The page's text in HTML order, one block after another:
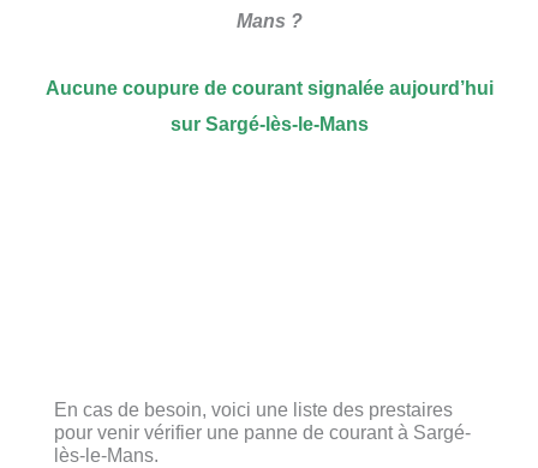
Mans ?
Aucune coupure de courant signalée aujourd’hui
sur Sargé-lès-le-Mans
En cas de besoin, voici une liste des prestaires
pour venir vérifier une panne de courant à Sargé-
lès-le-Mans.